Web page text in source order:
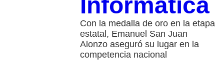
Con la medalla de oro en la etapa
estatal, Emanuel San Juan
Alonzo aseguró su lugar en la
competencia nacional